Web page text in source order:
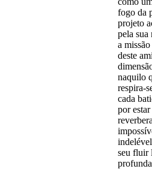
fogo da
projeto
pela sua
a
deste
naquilo
respira-
cada
por
seu fluir